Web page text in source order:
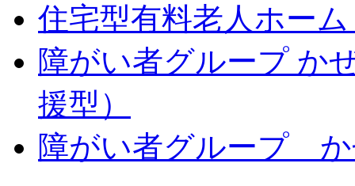
住宅型有料老人ホー
障がい者グループ か
援型）
障がい者グループ か